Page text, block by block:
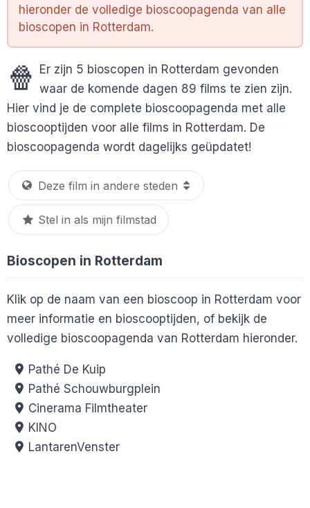
hieronder de volledige bioscoopagenda van alle
bioscopen in Rotterdam.
🍿 Er zijn 5 bioscopen in Rotterdam gevonden
waar de komende dagen 89 films te zien zijn.
Hier vind je de complete bioscoopagenda met alle
bioscooptijden voor alle films in Rotterdam. De
bioscoopagenda wordt dagelijks geüpdatet!
Stel in als mijn filmstad
Bioscopen in Rotterdam
Klik op de naam van een bioscoop in Rotterdam voor
meer informatie en bioscooptijden, of bekijk de
volledige bioscoopagenda van Rotterdam hieronder.
Pathé De Kuip
Pathé Schouwburgplein
Cinerama Filmtheater
KINO
LantarenVenster